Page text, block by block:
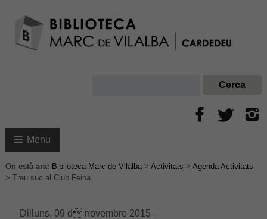
Menu
On està ara: Biblioteca Marc de Vilalba> Activitats > Agenda Activitats
> Treu suc al Club Feina
Dilluns, 09 d novembre 2015 -